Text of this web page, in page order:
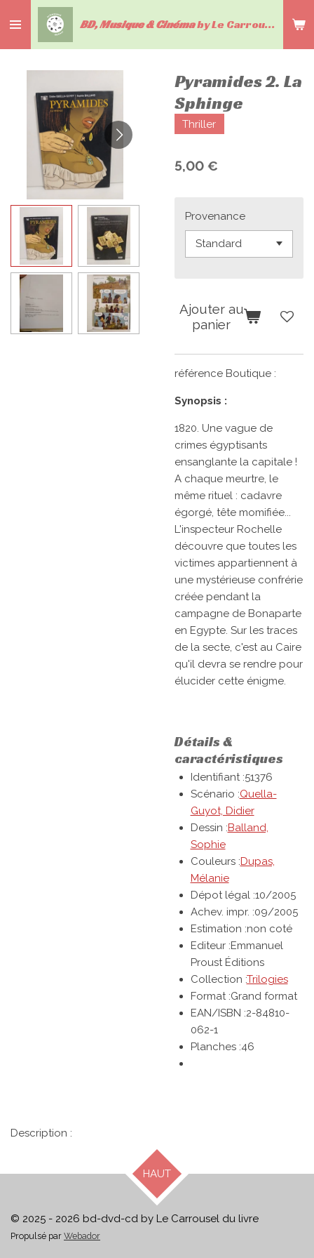
au
contenu
BD, Musique & Cinémaby Le Carrousel du livre
Pyramides 2. La
Sphinge
Thriller
5,00 €
Provenance
Ajouter au
panier
référence Boutique :
Synopsis :
1820. Une vague de
crimes égyptisants
ensanglante la capitale !
A chaque meurtre, le
même rituel : cadavre
égorgé, tête momifiée...
L'inspecteur Rochelle
découvre que toutes les
victimes appartiennent à
une mystérieuse confrérie
créée pendant la
campagne de Bonaparte
en Egypte. Sur les traces
de la secte, c'est au Caire
qu'il devra se rendre pour
élucider cette énigme.
Détails &
caractéristiques
Identifiant :51376
Scénario :Quella-
Guyot, Didier
Dessin :Balland,
Sophie
Couleurs :Dupas,
Mélanie
Dépot légal :10/2005
Achev. impr. :09/2005
Estimation :non coté
Editeur :Emmanuel
Proust Éditions
Collection :Trilogies
Format :Grand format
EAN/ISBN :2-84810-
062-1
Planches :46
Description :
HAUT
© 2025 - 2026 bd-dvd-cd by Le Carrousel du livre
Propulsé par Webador